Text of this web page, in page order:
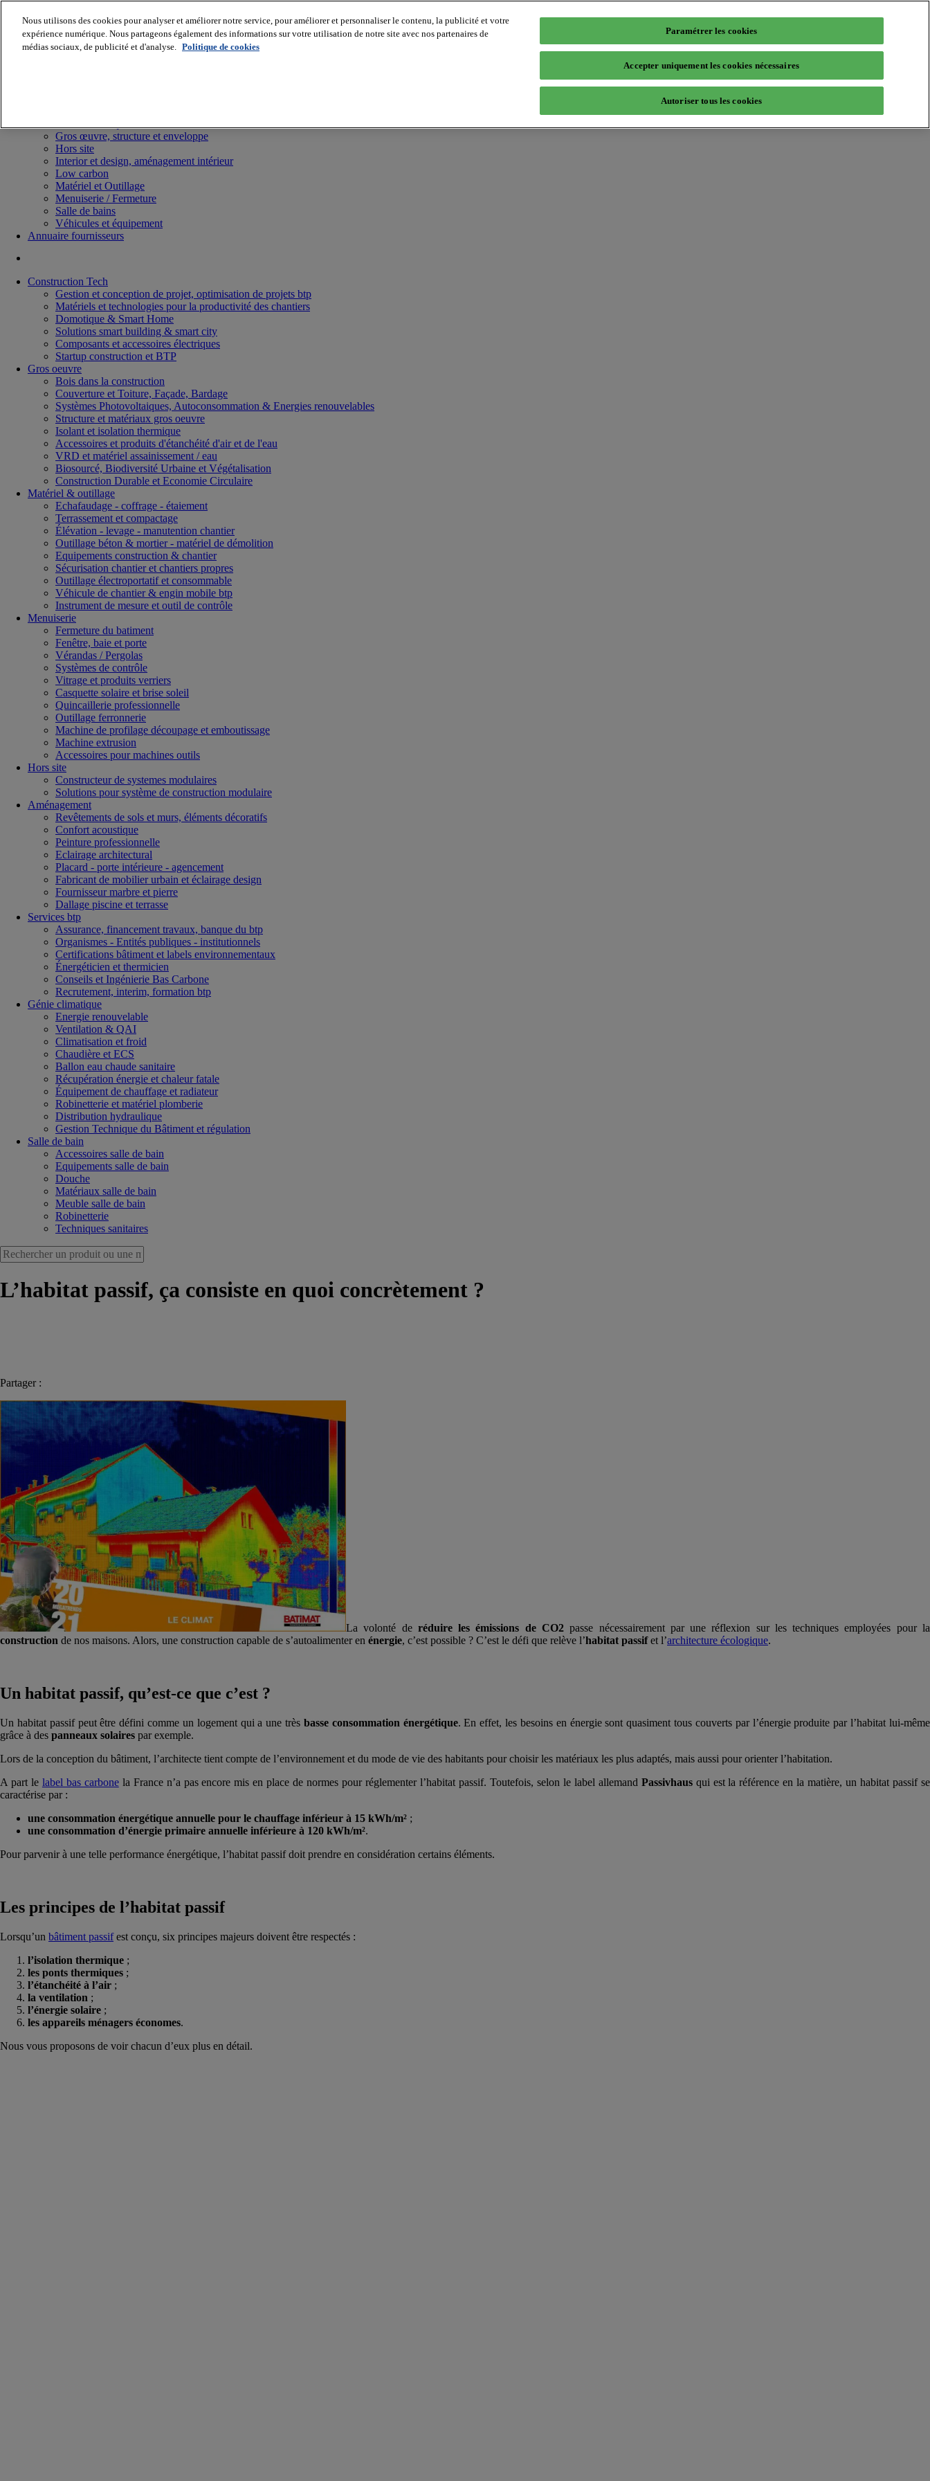
Gros œuvre, structure et enveloppe
Hors site
Interior et design, aménagement intérieur
Low carbon
Matériel et Outillage
Menuiserie / Fermeture
Salle de bains
Véhicules et équipement
Annuaire fournisseurs
Construction Tech
Gestion et conception de projet, optimisation de projets btp
Matériels et technologies pour la productivité des chantiers
Domotique & Smart Home
Solutions smart building & smart city
Composants et accessoires électriques
Startup construction et BTP
Gros oeuvre
Bois dans la construction
Couverture et Toiture, Façade, Bardage
Systèmes Photovoltaiques, Autoconsommation & Energies renouvelables
Structure et matériaux gros oeuvre
Isolant et isolation thermique
Accessoires et produits d'étanchéité d'air et de l'eau
VRD et matériel assainissement / eau
Biosourcé, Biodiversité Urbaine et Végétalisation
Construction Durable et Economie Circulaire
Matériel & outillage
Echafaudage - coffrage - étaiement
Terrassement et compactage
Élévation - levage - manutention chantier
Outillage béton & mortier - matériel de démolition
Equipements construction & chantier
Sécurisation chantier et chantiers propres
Outillage électroportatif et consommable
Véhicule de chantier & engin mobile btp
Instrument de mesure et outil de contrôle
Menuiserie
Fermeture du batiment
Fenêtre, baie et porte
Vérandas / Pergolas
Systèmes de contrôle
Vitrage et produits verriers
Casquette solaire et brise soleil
Quincaillerie professionnelle
Outillage ferronnerie
Machine de profilage découpage et emboutissage
Machine extrusion
Accessoires pour machines outils
Hors site
Constructeur de systemes modulaires
Solutions pour système de construction modulaire
Aménagement
Revêtements de sols et murs, éléments décoratifs
Confort acoustique
Peinture professionnelle
Eclairage architectural
Placard - porte intérieure - agencement
Fabricant de mobilier urbain et éclairage design
Fournisseur marbre et pierre
Dallage piscine et terrasse
Services btp
Assurance, financement travaux, banque du btp
Organismes - Entités publiques - institutionnels
Certifications bâtiment et labels environnementaux
Énergéticien et thermicien
Conseils et Ingénierie Bas Carbone
Recrutement, interim, formation btp
Génie climatique
Energie renouvelable
Ventilation & QAI
Climatisation et froid
Chaudière et ECS
Ballon eau chaude sanitaire
Récupération énergie et chaleur fatale
Équipement de chauffage et radiateur
Robinetterie et matériel plomberie
Distribution hydraulique
Gestion Technique du Bâtiment et régulation
Salle de bain
Accessoires salle de bain
Equipements salle de bain
Douche
Matériaux salle de bain
Meuble salle de bain
Robinetterie
Techniques sanitaires
L’habitat passif, ça consiste en quoi concrètement ?
Partager :
La volonté de réduire les émissions de CO2passe nécessairement par une réflexion sur les techniques employées pour la
construction de nos maisons. Alors, une construction capable de s’autoalimenter en énergie, c’est possible ? C’est le défi que relève l’habitat passifet l’architecture écologique.
Un habitat passif, qu’est-ce que c’est ?
Un habitat passif peut être défini comme un logement qui a une très basse consommation énergétique. En effet, les besoins en énergie sont quasiment tous couverts par l’énergie produite par l’habitat lui-même
grâce à des panneaux solaires par exemple.
Lors de la conception du bâtiment, l’architecte tient compte de l’environnement et du mode de vie des habitants pour choisir les matériaux les plus adaptés, mais aussi pour orienter l’habitation.
A part le label bas carbonela France n’a pas encore mis en place de normes pour réglementer l’habitat passif. Toutefois, selon le label allemand Passivhausqui est la référence en la matière, un habitat passif se
caractérise par :
une consommation énergétique annuelle pour le chauffage inférieur à 15 kWh/m² ;
une consommation d’énergie primaire annuelle inférieure à 120 kWh/m².
Pour parvenir à une telle performance énergétique, l’habitat passif doit prendre en considération certains éléments.
Les principes de l’habitat passif
Lorsqu’un bâtiment passifest conçu, six principes majeurs doivent être respectés :
l’isolation thermique ;
les ponts thermiques ;
l’étanchéité à l’air ;
la ventilation ;
l’énergie solaire ;
les appareils ménagers économes.
Nous vous proposons de voir chacun d’eux plus en détail.
Nous utilisons des cookies pour analyser et améliorer notre service, pour améliorer et personnaliser le contenu, la publicité et votre
expérience numérique. Nous partageons également des informations sur votre utilisation de notre site avec nos partenaires de
médias sociaux, de publicité et d'analyse. Politique de cookies
Paramétrer les cookies
Accepter uniquement les cookies nécessaires
Autoriser tous les cookies